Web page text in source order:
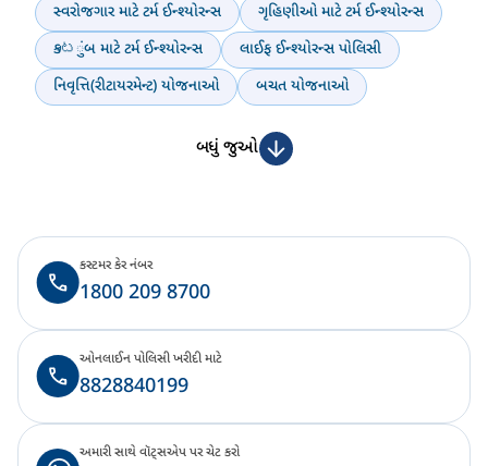
સ્વરોજગાર માટે ટર્મ ઈન્શ્યોરન્સ
ગૃહિણીઓ માટે ટર્મ ઈન્શ્યોરન્સ
કుటુંબ માટે ટર્મ ઈન્શ્યોરન્સ
લાઈફ ઈન્શ્યોરન્સ પોલિસી
નિવૃત્તિ(રીટાયરમેન્ટ) યોજનાઓ
બચત યોજનાઓ
બધું જુઓ
1800 209 8700
કસ્ટમર કેર નંબર
8828840199
ઓનલાઈન પોલિસી ખરીદી માટે
અમારી સાથે વૉટ્સએપ પર ચેટ કરો